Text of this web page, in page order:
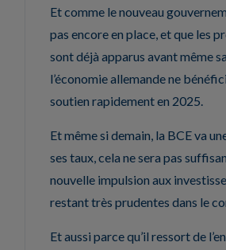
Et comme le nouveau
pas encore en place, et que les
sont déjà apparus avant même
l’économie allemande ne
soutien rapidement en 2025.
Et même si demain, la BCE va
ses taux, cela ne sera pas
nouvelle impulsion aux
restant très prudentes dans le
Et aussi parce qu’il ressort de